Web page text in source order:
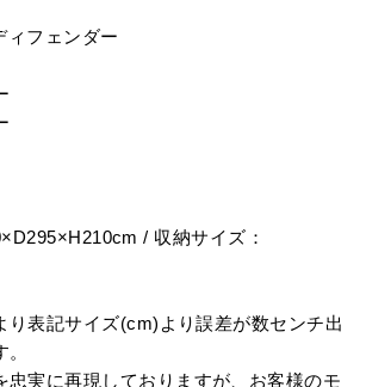
ィフェンダー
/ 収納サイズ：
表記サイズ(cm)より誤差が数センチ出
実に再現しておりますが、お客様のモ